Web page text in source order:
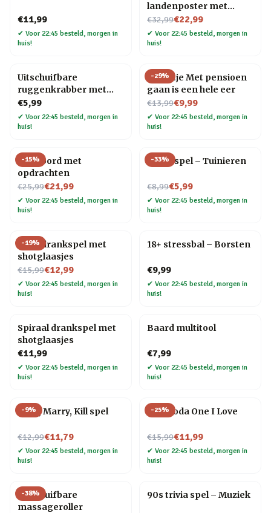
€11,99
✔ Voor 22:45 besteld, morgen in
huis!
landenposter met
krasfolie
€32,99
Nu voor€22,99
✔ Voor 22:45 besteld, morgen in
huis!
Uitschuifbare
ruggenkrabber met
houten handvat
€5,99
✔ Voor 22:45 besteld, morgen in
huis!
-29%
Tegeltje Met pensioen
gaan is een hele eer
€13,99
Nu voor€9,99
✔ Voor 22:45 besteld, morgen in
huis!
-15%
Pizzabord met
opdrachten
€25,99
Nu voor€21,99
✔ Voor 22:45 besteld, morgen in
huis!
-33%
Trivia spel – Tuinieren
€8,99
Nu voor€5,99
✔ Voor 22:45 besteld, morgen in
huis!
-19%
Ludo drankspel met
shotglaasjes
€15,99
Nu voor€12,99
✔ Voor 22:45 besteld, morgen in
huis!
18+ stressbal – Borsten
€9,99
✔ Voor 22:45 besteld, morgen in
huis!
Spiraal drankspel met
shotglaasjes
€11,99
✔ Voor 22:45 besteld, morgen in
huis!
Baard multitool
€7,99
✔ Voor 22:45 besteld, morgen in
huis!
-9%
F*ck, Marry, Kill spel
€12,99
Nu voor€11,79
✔ Voor 22:45 besteld, morgen in
huis!
-25%
Mok Yoda One I Love
€15,99
Nu voor€11,99
✔ Voor 22:45 besteld, morgen in
huis!
-38%
Uitschuifbare
massageroller
90s trivia spel – Muziek